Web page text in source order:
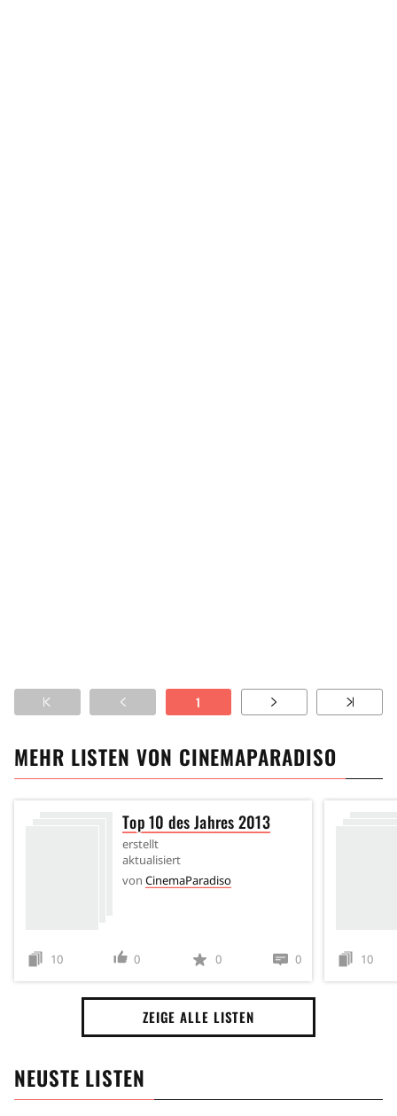
1
MEHR LISTEN VON CINEMAPARADISO
Top 10 des Jahres 2013
erstellt
aktualisiert
von CinemaParadiso
10 0 0 0 10
ZEIGE ALLE LISTEN
NEUSTE LISTEN